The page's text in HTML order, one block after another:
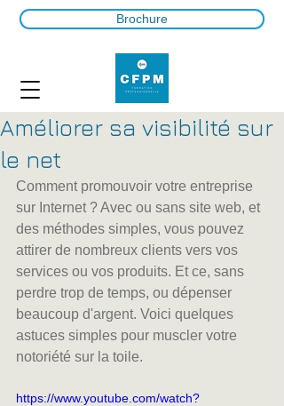
Brochure
Améliorer sa visibilité sur
le net
Comment promouvoir votre entreprise
sur Internet ? Avec ou sans site web, et
des méthodes simples, vous pouvez
attirer de nombreux clients vers vos
services ou vos produits. Et ce, sans
perdre trop de temps, ou dépenser
beaucoup d'argent. Voici quelques
astuces simples pour muscler votre
notoriété sur la toile.
https://www.youtube.com/watch?